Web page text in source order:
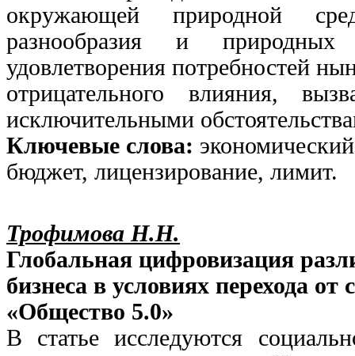
окружающей природной
разнообразия и природных
удовлетворения потребностей
отрицательного влияния,
исключительными
Ключевые слова:
бюджет, лицензирование, лимит.
Трофимова Н.Н.
Глобальная цифровизация
бизнеса в условиях перехода
«Общество 5.0»
В статье исследуются